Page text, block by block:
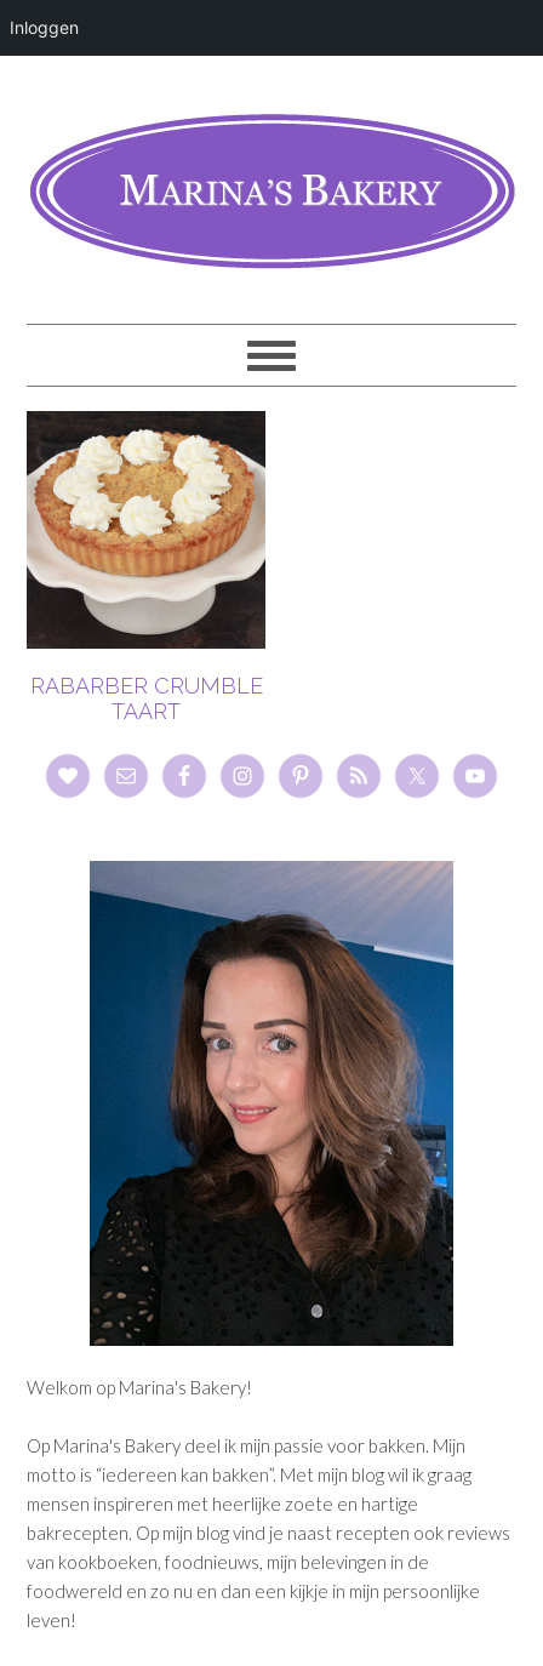
Inloggen
RABARBER CRUMBLE
TAART
Welkom op Marina's Bakery!
Op Marina's Bakery deel ik mijn passie voor bakken. Mijn
motto is “iedereen kan bakken”. Met mijn blog wil ik graag
mensen inspireren met heerlijke zoete en hartige
bakrecepten. Op mijn blog vind je naast recepten ook reviews
van kookboeken, foodnieuws, mijn belevingen in de
foodwereld en zo nu en dan een kijkje in mijn persoonlijke
leven!